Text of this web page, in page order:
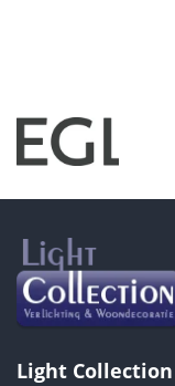
Light Collection